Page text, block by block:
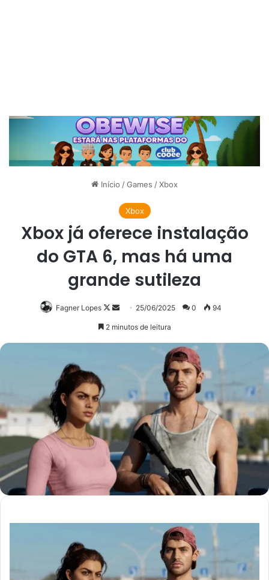
Início /Games /Xbox
Xbox
Xbox já oferece instalação
do GTA 6, mas há uma
grande sutileza
Fagner Lopes
Follow
Mande25/06/2025 0 94
2 minutos de leitura